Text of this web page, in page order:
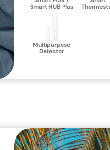
Smart HUB Plus
Multipurpose
Detector